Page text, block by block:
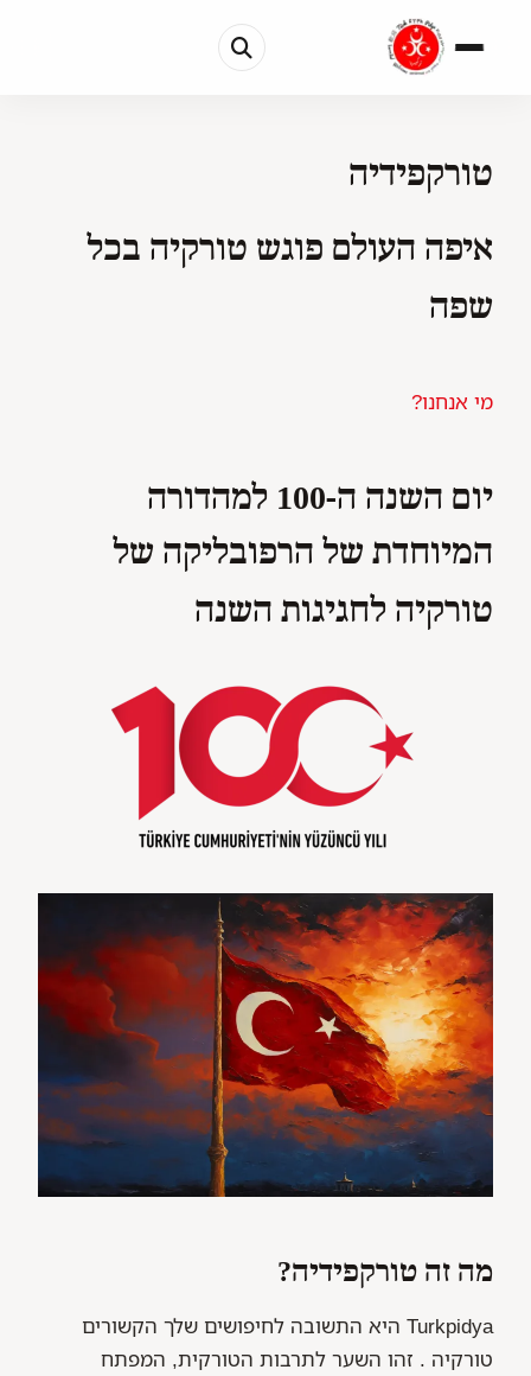
טורקפידיה
איפה העולם פוגש טורקיה בכל
שפה
מי אנחנו?
יום השנה ה-100 למהדורה
המיוחדת של הרפובליקה של
טורקיה לחגיגות השנה
מה זה טורקפידיה?
Turkpidya היא התשובה לחיפושים שלך הקשורים
טורקיה . זהו השער לתרבות הטורקית, המפתח